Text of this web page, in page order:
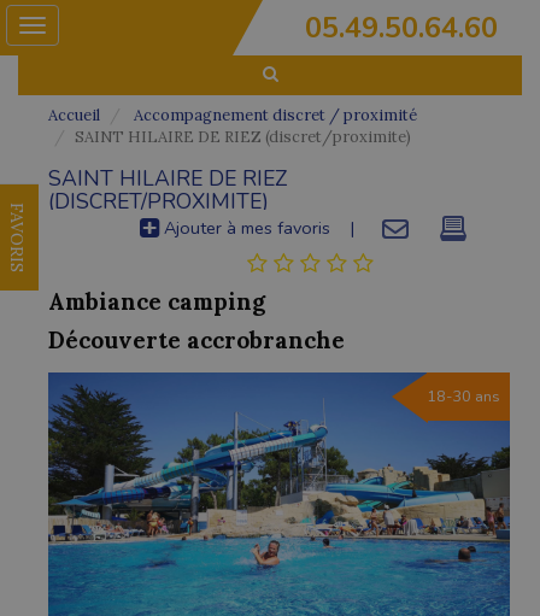
05.49.50.64.60
Toggle
FAVORIS
Accueil
Accompagnement discret / proximité
SAINT HILAIRE DE RIEZ (discret/proximite)
SAINT HILAIRE DE RIEZ
(DISCRET/PROXIMITE)
Ajouter à mes favoris |
Ambiance camping
Découverte accrobranche
18-30 ans